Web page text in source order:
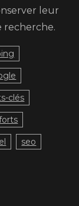
leur
recherche.
clés
seo